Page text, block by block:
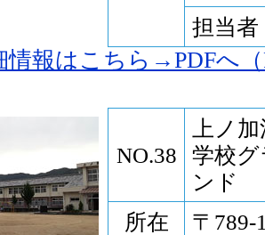
担当者
情報はこちら→PDFへ（
NO.38
上ノ
学校
ンド
所在
〒